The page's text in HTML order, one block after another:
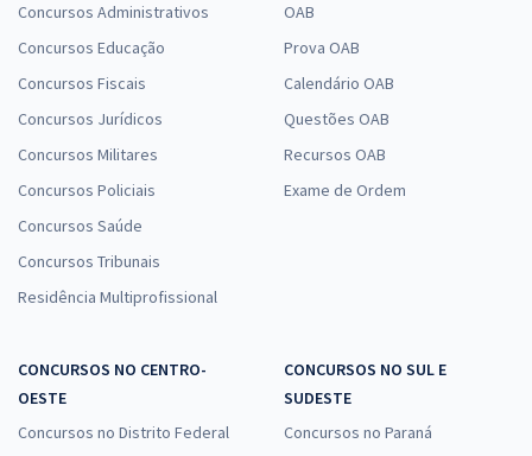
Concursos Administrativos
Concursos Educação
Concursos Fiscais
Concursos Jurídicos
Concursos Militares
Concursos Policiais
Concursos Saúde
Concursos Tribunais
Residência Multiprofissional
OAB
Prova OAB
Calendário OAB
Questões OAB
Recursos OAB
Exame de Ordem
CONCURSOS NO CENTRO-
OESTE
Concursos no Distrito Federal
CONCURSOS NO SUL E
SUDESTE
Concursos no Paraná